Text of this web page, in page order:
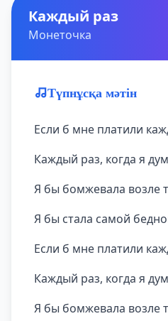
Каждый раз
Монеточка
Түпнұсқа мәтін
Если б мне платили
Каждый раз, когда я
Я бы бомжевала возле
Я бы стала самой
Если б мне платили
Каждый раз, когда я
Я бы бомжевала возле